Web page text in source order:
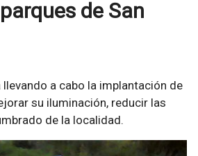
de San
a cabo la implantación de
su iluminación, reducir las
de la localidad.